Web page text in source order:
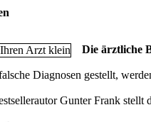
Die ärztliche
Diagnosen gestellt,
Gunter Frank